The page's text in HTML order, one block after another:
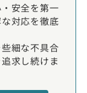
安全を第一
対応を徹底
細な不具合
求し続けま